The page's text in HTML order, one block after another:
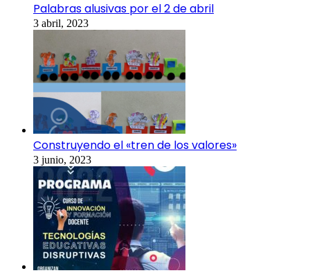
Palabras alusivas por el 2 de abril
3 abril, 2023
Construyendo el «tren de los valores»
3 junio, 2023